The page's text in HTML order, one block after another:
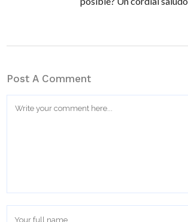
Post A Comment